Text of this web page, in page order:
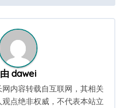
由 dawei
网内容转载自互联网，其相关
点绝非权威，不代表本站立